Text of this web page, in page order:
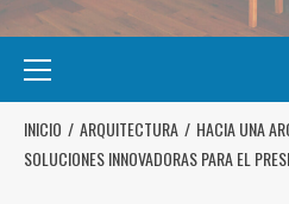
INICIO ARQUITECTURA
HACIA UNA
SOLUCIONES INNOVADORAS PARA EL